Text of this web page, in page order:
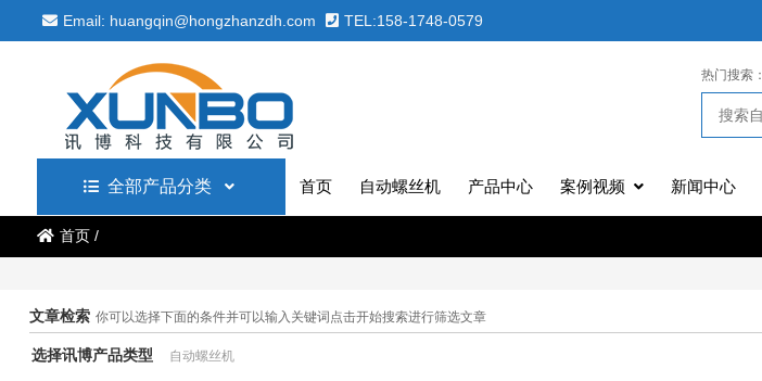
Email: huangqin@hongzhanzdh.com TEL:158-1748-0579
热门搜索：
全部产品分类 首页 自动螺丝机 产品中心 案例视频 新闻中心
首页/
文章检索 你可以选择下面的条件并可以输入关键词点击开始搜索进行筛选文章
选择讯博产品类型 自动螺丝机